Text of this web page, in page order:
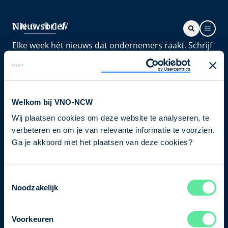
Welkom bij VNO-NCW
Wij plaatsen cookies om deze website te analyseren, te
verbeteren en om je van relevante informatie te voorzien.
Ga je akkoord met het plaatsen van deze cookies?
Noodzakelijk
Voorkeuren
Nieuwsbrief
Elke week hét nieuws dat ondernemers raakt. Schrijf
je nu in voor de VNO-NCW nieuwsbrief.
Schrijf je in
Direct naar
Ons verhaal
Bezuidenhoutseweg 12
T+31 70 349 03 49